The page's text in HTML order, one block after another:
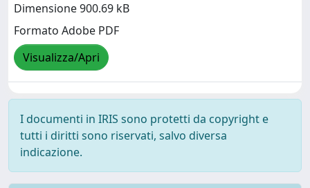
Dimensione 900.69 kB
Formato Adobe PDF
Visualizza/Apri
I documenti in IRIS sono protetti da copyright e
tutti i diritti sono riservati, salvo diversa
indicazione.